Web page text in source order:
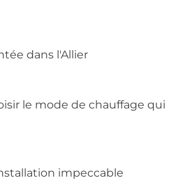
dans l'Allier
le mode de chauffage qui
impeccable